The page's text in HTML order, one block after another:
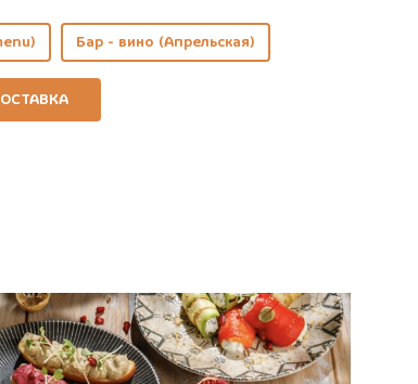
Бар - вино (Апрельская)